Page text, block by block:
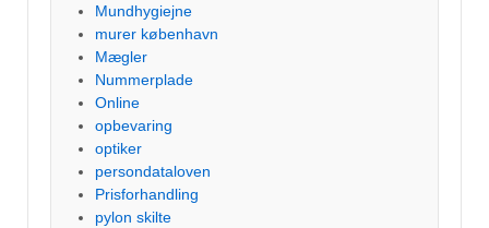
Mundhygiejne
murer københavn
Mægler
Nummerplade
Online
opbevaring
optiker
persondataloven
Prisforhandling
pylon skilte